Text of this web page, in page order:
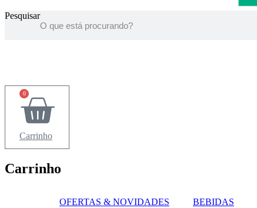
Pesquisar
0
Carrinho
Carrinho
OFERTAS & NOVIDADES BEBIDAS